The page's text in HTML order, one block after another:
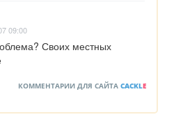
09:00
Своих местных
КОММЕНТАРИИ ДЛЯ САЙТА CACKLE